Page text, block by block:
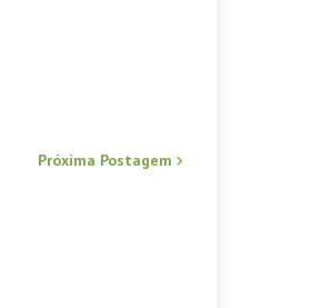
Próxima Postagem